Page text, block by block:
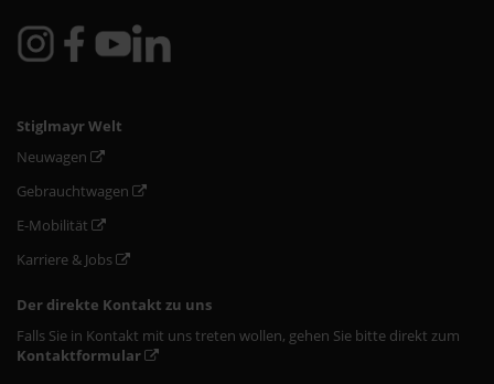
Stiglmayr Welt
Neuwagen
Gebrauchtwagen
E-Mobilität
Karriere & Jobs
Der direkte Kontakt zu uns
Falls Sie in Kontakt mit uns treten wollen, gehen Sie bitte direkt zum
Kontaktformular